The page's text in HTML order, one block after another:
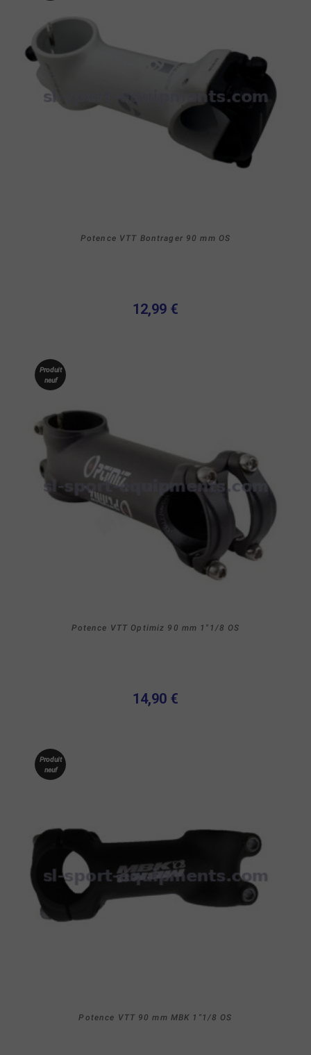
Potence VTT Bontrager 90 mm OS
12,99 €
Produit
neuf
Potence VTT Optimiz 90 mm 1"1/8 OS
14,90 €
Produit
neuf
Potence VTT 90 mm MBK 1"1/8 OS